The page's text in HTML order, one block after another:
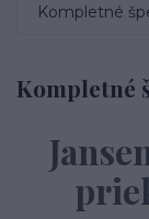
Kompletné
Kompletné